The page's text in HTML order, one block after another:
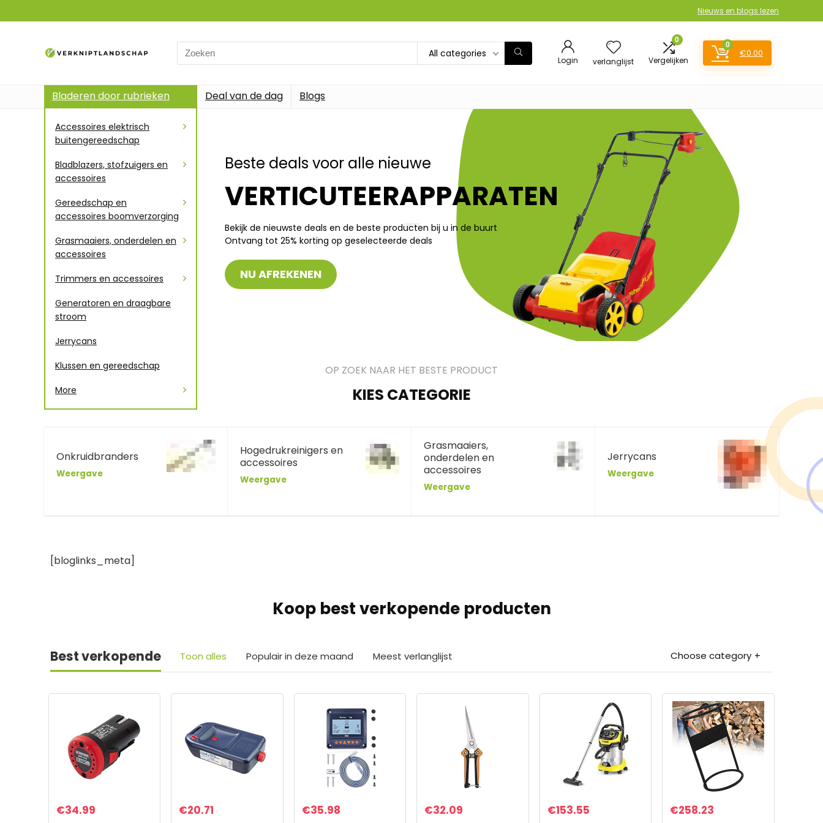
Nieuws en blogs lezen
All categories
Login verlanglijst
0
Vergelijken
0
€0.00
Bladeren door rubrieken
Accessoires elektrisch
buitengereedschap
Bladblazers, stofzuigers en
accessoires
Gereedschap en
accessoires boomverzorging
Grasmaaiers, onderdelen en
accessoires
Trimmers en accessoires
Generatoren en draagbare
stroom
Jerrycans
Klussen en gereedschap
More
Deal van de dag Blogs
Beste deals voor alle nieuwe
VERTICUTEERAPPARATEN
Bekijk de nieuwste deals en de beste producten bij u in de buurt
Ontvang tot 25% korting op geselecteerde deals
NU AFREKENEN
OP ZOEK NAAR HET BESTE PRODUCT
KIES CATEGORIE
Onkruidbranders
Weergave
Hogedrukreinigers en
accessoires
Weergave
Grasmaaiers,
onderdelen en
accessoires
Weergave
Jerrycans
Weergave
[bloglinks_meta]
Koop best verkopende producten
Best verkopende Toon alles Populair in deze maand Meest verlanglijst Choose category
€34.99 €20.71 €35.98 €32.09 €153.55 €258.23